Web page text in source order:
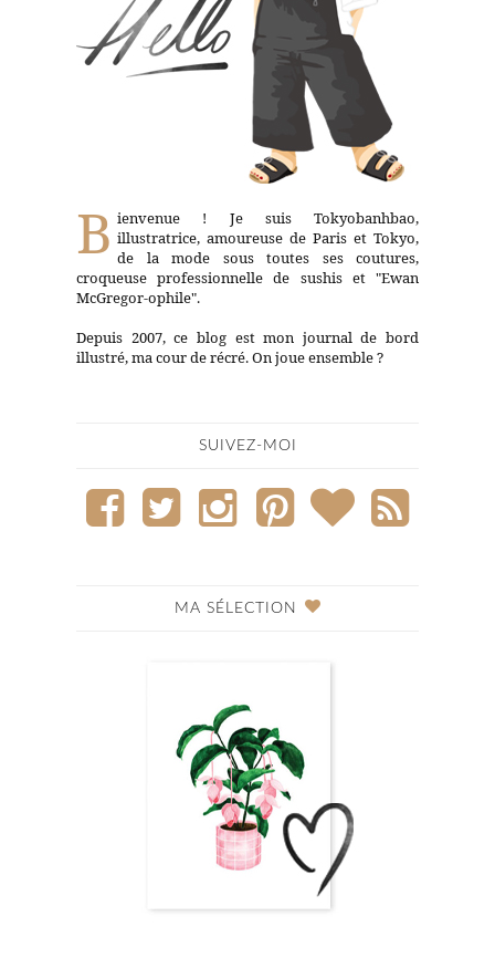
B ienvenue ! Je suis Tokyobanhbao,
illustratrice, amoureuse de Paris et Tokyo,
de la mode sous toutes ses coutures,
croqueuse professionnelle de sushis et "Ewan
McGregor-ophile".
Depuis 2007, ce blog est mon journal de bord
illustré, ma cour de récré. On joue ensemble ?
SUIVEZ-MOI
MA SÉLECTION